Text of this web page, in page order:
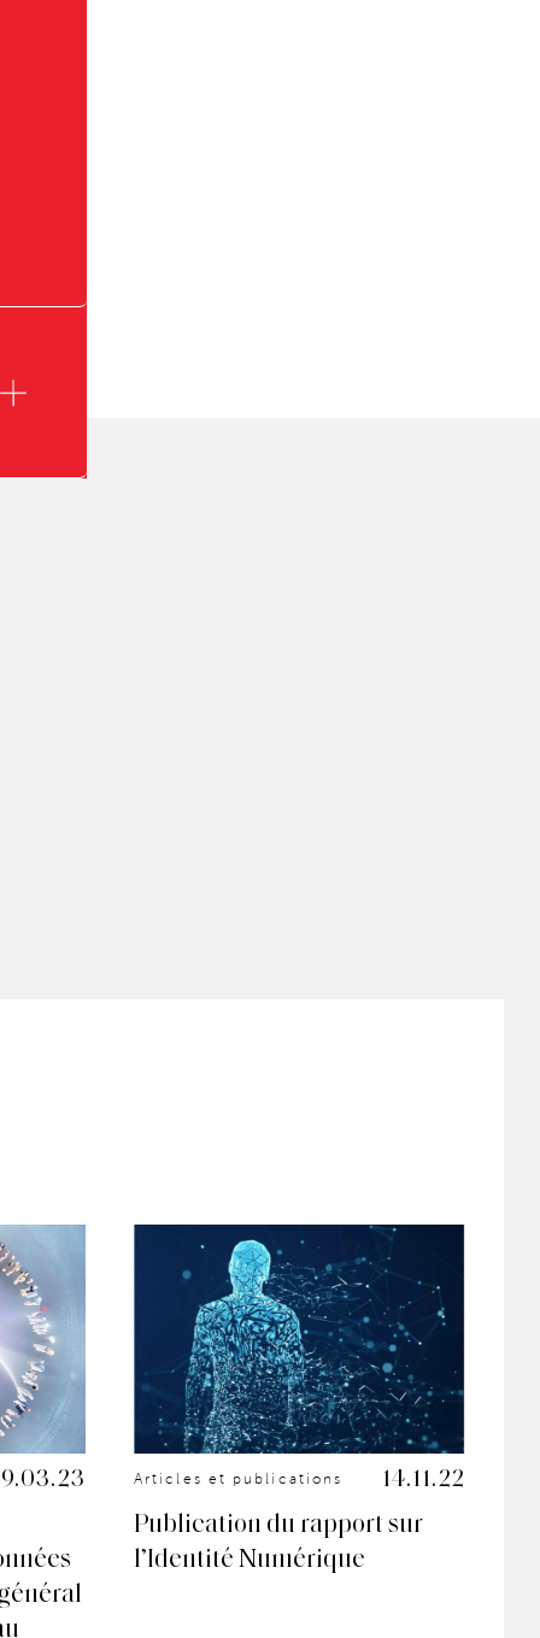
Articles et publications 14.11.22
Publication du rapport sur
l’Identité Numérique